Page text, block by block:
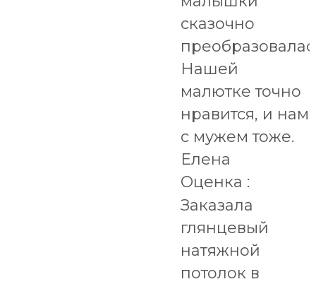
сказочно
Нашей
малютке точно
нравится, и нам
с мужем тоже.
Елена
Оценка :
Заказала
глянцевый
натяжной
потолок в